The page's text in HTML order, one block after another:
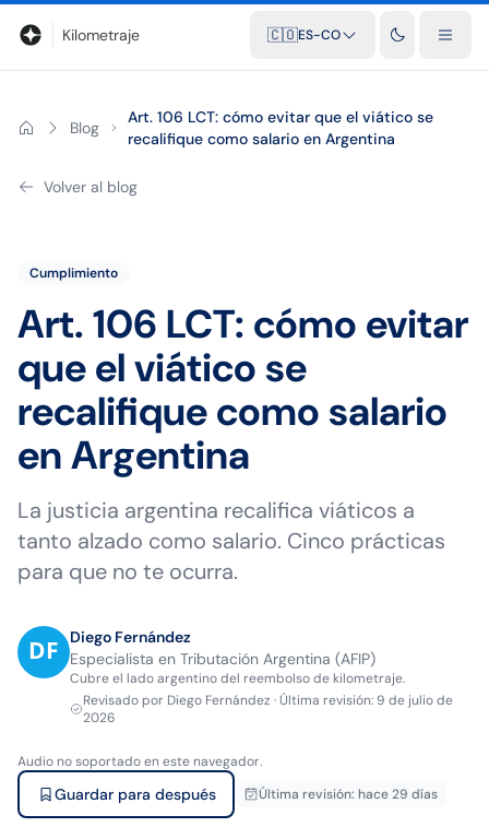
BlogCalculadora de kilometrajeGlosarioDistancias entre
Kilometraje 🇨🇴ES-CO
Blog
Art. 106 LCT: cómo evitar que el viático se
recalifique como salario en Argentina
Volver al blog
Cumplimiento
Art. 106 LCT: cómo evitar
que el viático se
recalifique como salario
en Argentina
La justicia argentina recalifica viáticos a
tanto alzado como salario. Cinco prácticas
para que no te ocurra.
Diego Fernández
Especialista en Tributación Argentina (AFIP)
Cubre el lado argentino del reembolso de kilometraje.
Revisado por Diego Fernández ·Última revisión:9 de julio de
2026
Audio no soportado en este navegador.
Guardar para después Última revisión: hace 29 días